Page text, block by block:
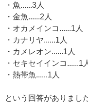
・魚......3人
・金魚......2人
・オカメインコ......1人
・カナリヤ......1人
・カメレオン......1人
・セキセイインコ......1
・熱帯魚......1人
という回答がありまし